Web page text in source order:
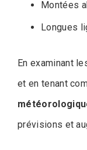
Montées
Longues
En examinant
et en tenant
prévisions et